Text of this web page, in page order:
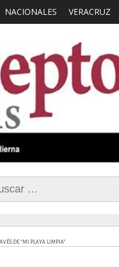
con Sentido Comun
NACIONALES VERACRUZ
DE “MI PLAYA LIMPIA”